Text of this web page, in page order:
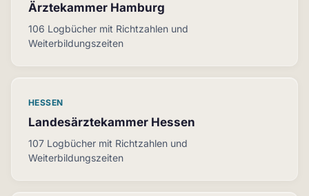
Ärztekammer Hamburg
106 Logbücher mit Richtzahlen und
Weiterbildungszeiten
HESSEN
Landesärztekammer Hessen
107 Logbücher mit Richtzahlen und
Weiterbildungszeiten